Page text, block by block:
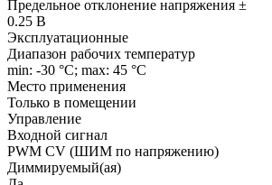
Предельное отклонение напряжения ±
0.25 В
Эксплуатационные
Диапазон рабочих температур
min: -30 °C; max: 45 °C
Место применения
Только в помещении
Управление
Входной сигнал
PWM СV (ШИМ по напряжению)
Диммируемый(ая)